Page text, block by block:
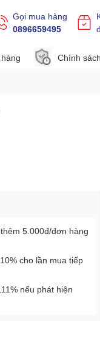
Gọi mua hàng
0896659495
Chính
5.000đ/đơn hàng
cho lần mua tiếp
nếu phát hiện